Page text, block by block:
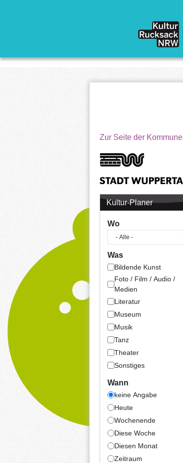
Zur Seite der Kommune
Kultur-Planer
Wo
Was
Bildende Kunst
Foto / Film / Audio /
Medien
Literatur
Museum
Musik
Tanz
Theater
Sonstiges
Wann
keine Angabe
Heute
Wochenende
Diese Woche
Diesen Monat
Zeitraum